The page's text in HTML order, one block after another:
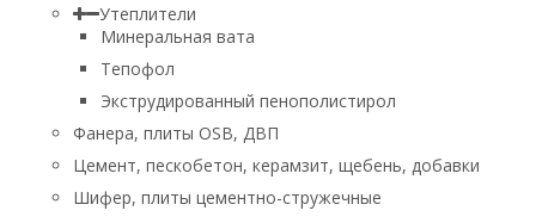
Утеплители
Минеральная вата
Тепофол
Экструдированный пенополистирол
Фанера, плиты OSB, ДВП
Цемент, пескобетон, керамзит, щебень, добавки
Шифер, плиты цементно-стружечные